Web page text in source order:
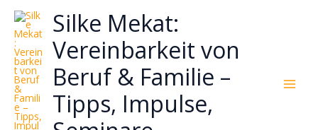
Zum
Inhalt
springen
Silke Mekat:
Vereinbarkeit von
Beruf & Familie –
Tipps, Impulse,
wie
sich
Stress
reduzieren
Energie
gezielter